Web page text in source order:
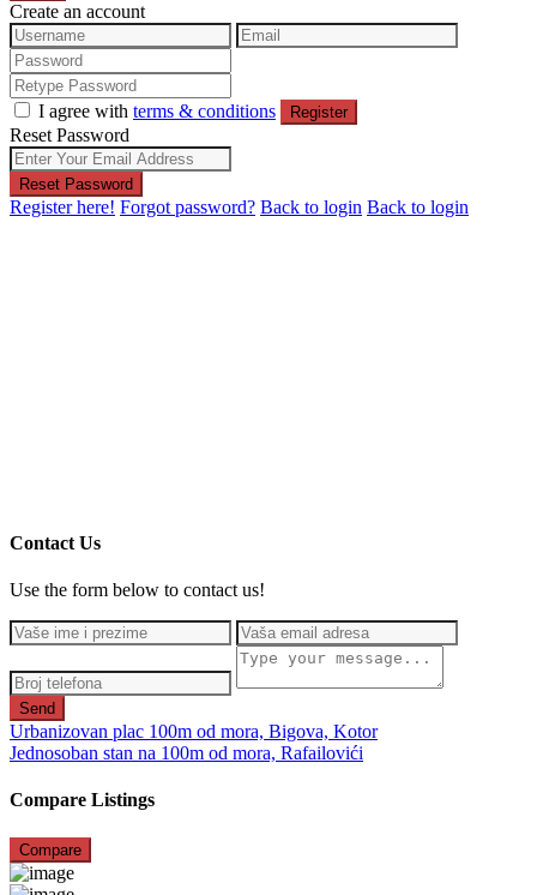
Create an account
I agree with terms & conditions Register
Reset Password
Reset Password
Register here! Forgot password? Back to login Back to login
Contact Us
Use the form below to contact us!
Send
Urbanizovan plac 100m od mora, Bigova, Kotor
Jednosoban stan na 100m od mora, Rafailovići
Compare Listings
Compare